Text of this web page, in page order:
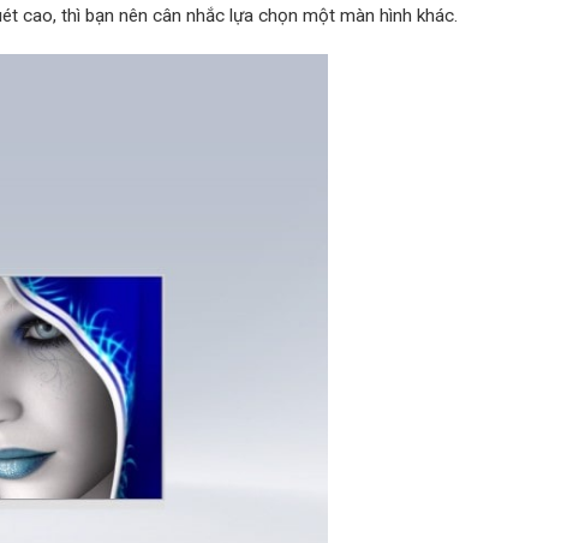
cao, thì bạn nên cân nhắc lựa chọn một màn hình khác.